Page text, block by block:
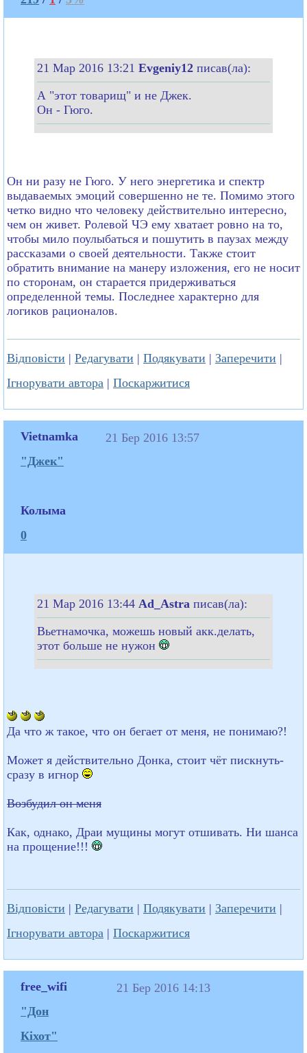
21 Мар 2016 13:21 Evgeniy12 писав(ла):
А "этот товарищ" и не Джек.
Он - Гюго.
Он ни разу не Гюго. У него энергетика и спектр
выдаваемых эмоций совершенно не те. Помимо этого
четко видно что человеку действительно интересно,
чем он живет. Ролевой ЧЭ ему хватает ровно на то,
чтобы мило поулыбаться и пошутить в паузах между
рассказами о своей деятельности. Также стоит
обратить внимание на манеру изложения, его не носит
по сторонам, он старается придерживаться
определенной темы. Последнее характерно для
логиков рационалов.
Відповісти | Редагувати | Подякувати | Заперечити |
Ігнорувати автора | Поскаржитися
Vietnamka
"Джек"
Колыма
0
21 Бер 2016 13:57
21 Мар 2016 13:44 Ad_Astra писав(ла):
Вьетнамочка, можешь новый акк.делать,
этот больше не нужон
Да что ж такое, что он бегает от меня, не понимаю?!
Может я действительно Донка, стоит чёт пискнуть-
сразу в игнор
Возбудил он меня
Как, однако, Драи мущины могут отшивать. Ни шанса
на прощение!!!
Відповісти | Редагувати | Подякувати | Заперечити |
Ігнорувати автора | Поскаржитися
free_wifi
"Дон
Кіхот"
21 Бер 2016 14:13